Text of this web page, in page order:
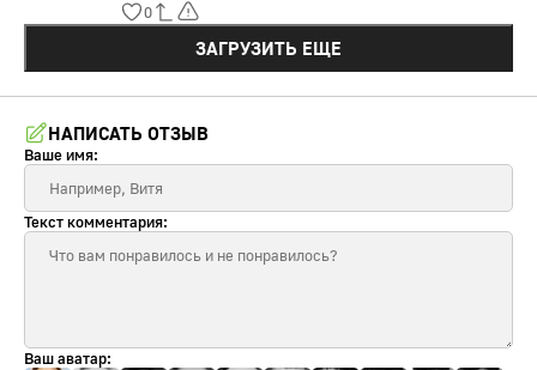
0
ЗАГРУЗИТЬ ЕЩЕ
НАПИСАТЬ ОТЗЫВ
Ваше имя:
Текст комментария:
Ваш аватар: